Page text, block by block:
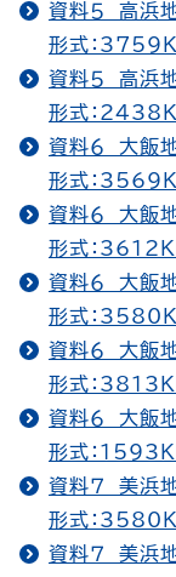
資料５ 高浜地
形式：
資料５ 高浜地
形式：
資料６ 大飯地
形式：
資料６ 大飯地
形式：
資料６ 大飯地
形式：
資料６ 大飯地
形式：
資料６ 大飯地
形式：
資料７ 美浜地
形式：
資料７ 美浜地